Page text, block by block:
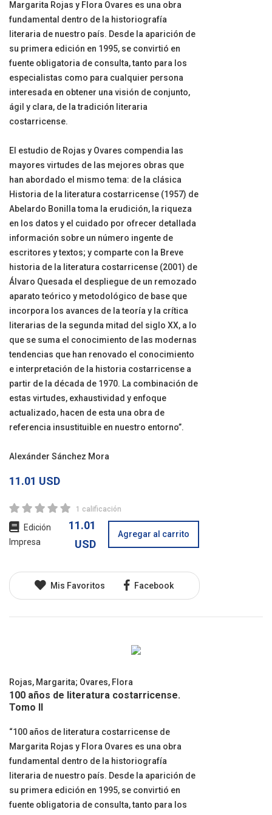
Margarita Rojas y Flora Ovares es una obra
fundamental dentro de la historiografía
literaria de nuestro país. Desde la aparición de
su primera edición en 1995, se convirtió en
fuente obligatoria de consulta, tanto para los
especialistas como para cualquier persona
interesada en obtener una visión de conjunto,
ágil y clara, de la tradición literaria
costarricense.
El estudio de Rojas y Ovares compendia las
mayores virtudes de las mejores obras que
han abordado el mismo tema: de la clásica
Historia de la literatura costarricense (1957) de
Abelardo Bonilla toma la erudición, la riqueza
en los datos y el cuidado por ofrecer detallada
información sobre un número ingente de
escritores y textos; y comparte con la Breve
historia de la literatura costarricense (2001) de
Álvaro Quesada el despliegue de un remozado
aparato teórico y metodológico de base que
incorpora los avances de la teoría y la crítica
literarias de la segunda mitad del siglo XX, a lo
que se suma el conocimiento de las modernas
tendencias que han renovado el conocimiento
e interpretación de la historia costarricense a
partir de la década de 1970. La combinación de
estas virtudes, exhaustividad y enfoque
actualizado, hacen de esta una obra de
referencia insustituible en nuestro entorno”.
Alexánder Sánchez Mora
11.01 USD
1 calificación
Edición
Impresa
11.01
USD
Agregar al carrito
Mis Favoritos Facebook
Rojas, Margarita; Ovares, Flora
100 años de literatura costarricense.
Tomo II
“100 años de literatura costarricense de
Margarita Rojas y Flora Ovares es una obra
fundamental dentro de la historiografía
literaria de nuestro país. Desde la aparición de
su primera edición en 1995, se convirtió en
fuente obligatoria de consulta, tanto para los